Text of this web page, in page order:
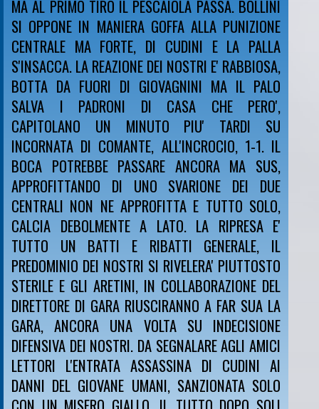
MA AL PRIMO TIRO IL PESCAIOLA PASSA. BOLLINI
SI OPPONE IN MANIERA GOFFA ALLA PUNIZIONE
CENTRALE MA FORTE, DI CUDINI E LA PALLA
S'INSACCA. LA REAZIONE DEI NOSTRI E' RABBIOSA,
BOTTA DA FUORI DI GIOVAGNINI MA IL PALO
SALVA I PADRONI DI CASA CHE PERO',
CAPITOLANO UN MINUTO PIU' TARDI SU
INCORNATA DI COMANTE, ALL'INCROCIO, 1-1. IL
BOCA POTREBBE PASSARE ANCORA MA SUS,
APPROFITTANDO DI UNO SVARIONE DEI DUE
CENTRALI NON NE APPROFITTA E TUTTO SOLO,
CALCIA DEBOLMENTE A LATO. LA RIPRESA E'
TUTTO UN BATTI E RIBATTI GENERALE, IL
PREDOMINIO DEI NOSTRI SI RIVELERA' PIUTTOSTO
STERILE E GLI ARETINI, IN COLLABORAZIONE DEL
DIRETTORE DI GARA RIUSCIRANNO A FAR SUA LA
GARA, ANCORA UNA VOLTA SU INDECISIONE
DIFENSIVA DEI NOSTRI. DA SEGNALARE AGLI AMICI
LETTORI L'ENTRATA ASSASSINA DI CUDINI AI
DANNI DEL GIOVANE UMANI, SANZIONATA SOLO